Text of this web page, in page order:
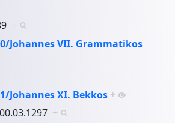
+
Johannes VII. Grammatikos
Johannes XI. Bekkos +
+